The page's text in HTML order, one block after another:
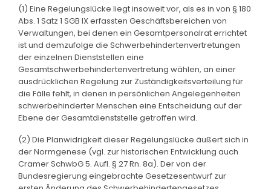
(1) Eine Regelungslücke liegt insoweit vor, als es in von § 180
Abs. 1 Satz 1 SGB IX erfassten Geschäftsbereichen von
Verwaltungen, bei denen ein Gesamtpersonalrat errichtet
ist und demzufolge die Schwerbehindertenvertretungen
der einzelnen Dienststellen eine
Gesamtschwerbehindertenvertretung wählen, an einer
ausdrücklichen Regelung zur Zuständigkeitsverteilung für
die Fälle fehlt, in denen in persönlichen Angelegenheiten
schwerbehinderter Menschen eine Entscheidung auf der
Ebene der Gesamtdienststelle getroffen wird.
(2) Die Planwidrigkeit dieser Regelungslücke äußert sich in
der Normgenese (vgl. zur historischen Entwicklung auch
Cramer SchwbG 5. Aufl. § 27 Rn. 8a). Der von der
Bundesregierung eingebrachte Gesetzesentwurf zur